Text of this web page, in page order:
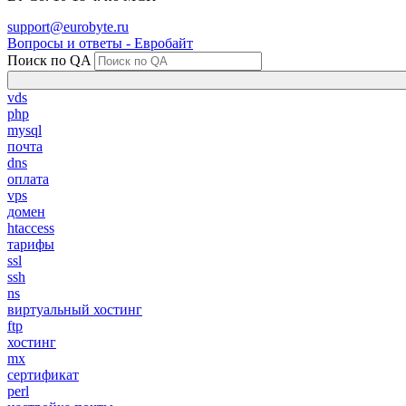
support@eurobyte.ru
Вопросы и ответы - Евробайт
Поиск по QA
vds
php
mysql
почта
dns
оплата
vps
домен
htaccess
тарифы
ssl
ssh
ns
виртуальный хостинг
ftp
хостинг
mx
сертификат
perl